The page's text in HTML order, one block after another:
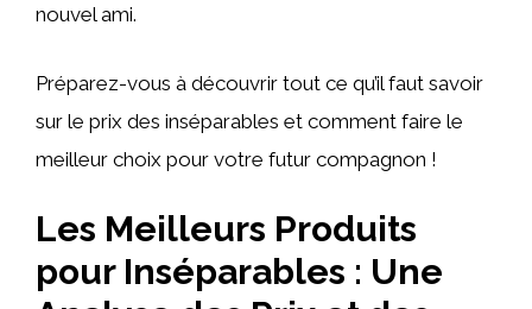
nouvel ami.
Préparez-vous à découvrir tout ce qu’il faut savoir
sur le prix des inséparables et comment faire le
meilleur choix pour votre futur compagnon !
Les Meilleurs Produits
pour Inséparables : Une